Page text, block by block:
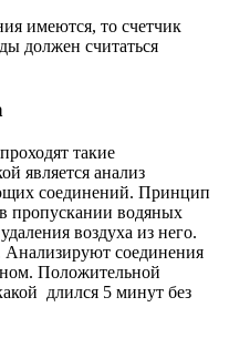
имеются, то счетчик
должен считаться
такие
является анализ
соединений. Принцип
пропускании водяных
воздуха из него.
Анализируют соединения
Положительной
длился 5 минут без